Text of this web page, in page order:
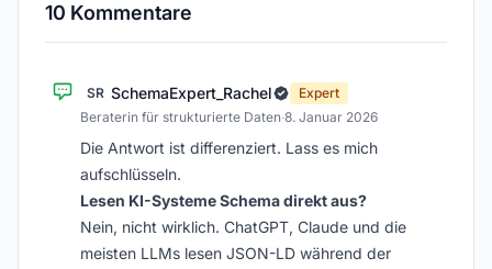
10 Kommentare
SR SchemaExpert_Rachel
Expert
Beraterin für strukturierte Daten·8. Januar 2026
Die Antwort ist differenziert. Lass es mich
aufschlüsseln.
Lesen KI-Systeme Schema direkt aus?
Nein, nicht wirklich. ChatGPT, Claude und die
meisten LLMs lesen JSON-LD während der